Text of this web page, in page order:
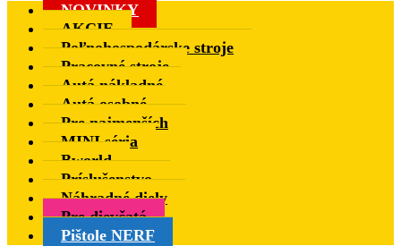
NOVINKY
AKCIE
Poľnohospodárske stroje
Pracovné stroje
Autá nákladné
Autá osobné
Pre najmenších
MINI séria
Bworld
Príslušenstvo
Náhradné diely
Pre dievčatá
Pištole NERF